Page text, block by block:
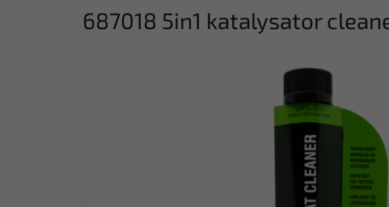
687018 5in1 katalysator